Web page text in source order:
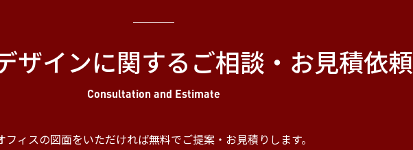
ザインに関するご相談・お見積依頼
Consultation and Estimate
フィスの図面をいただければ無料でご提案・ お見積りします。